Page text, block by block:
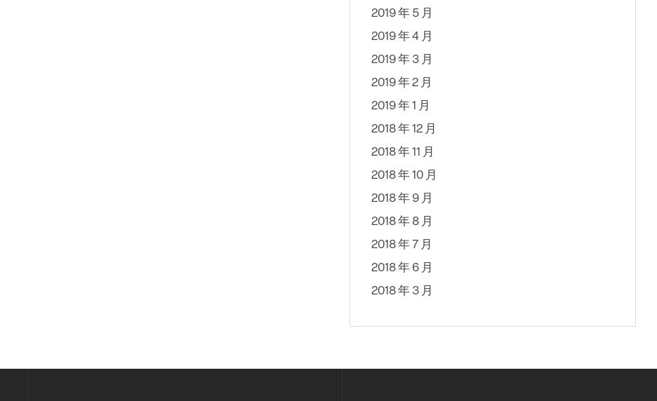
2019 年 5 月
2019 年 4 月
2019 年 3 月
2019 年 2 月
2019 年 1 月
2018 年 12 月
2018 年 11 月
2018 年 10 月
2018 年 9 月
2018 年 8 月
2018 年 7 月
2018 年 6 月
2018 年 3 月